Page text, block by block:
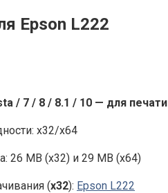
Epson L222
/ 7 / 8 / 8.1 / 10 — для печати
x32/x64
26 MB (x32) и 29 MB (x64)
(x32): Epson L222